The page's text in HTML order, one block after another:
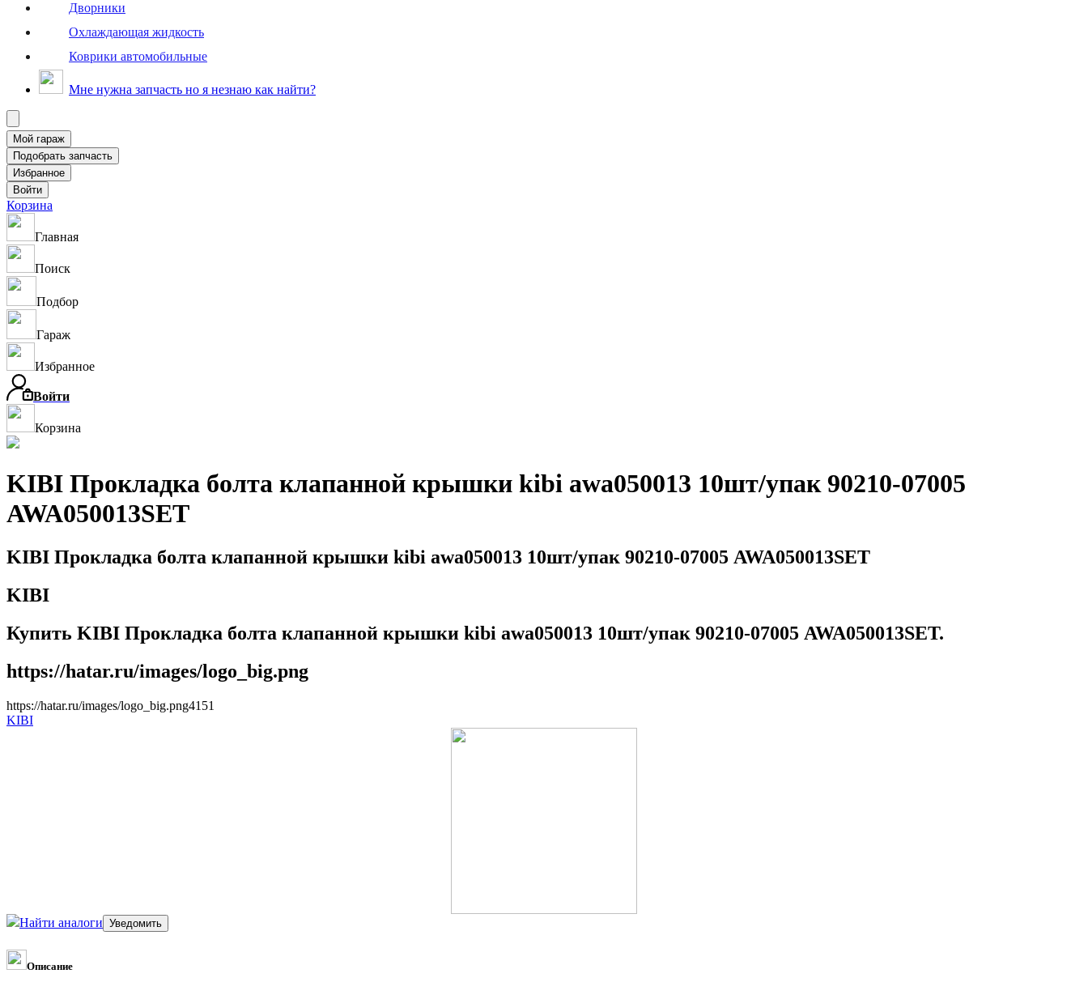
Дворники
Охлаждающая жидкость
Коврики автомобильные
Мне нужна запчасть но я незнаю как найти?
Корзина
Главная
Поиск
Подбор
Гараж
Избранное
Войти
Корзина
KIBI Прокладка болта клапанной крышки kibi awa050013 10шт/упак 90210-07005
AWA050013SET
KIBI Прокладка болта клапанной крышки kibi awa050013 10шт/упак 90210-07005 AWA050013SET
KIBI
Купить KIBI Прокладка болта клапанной крышки kibi awa050013 10шт/упак 90210-07005 AWA050013SET.
https://hatar.ru/images/logo_big.png
https://hatar.ru/images/logo_big.png41 51
KIBI
Найти аналоги
Описание